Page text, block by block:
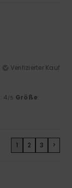
Verifizierter Kauf
: 4/5 Größe:
1 2 3 >